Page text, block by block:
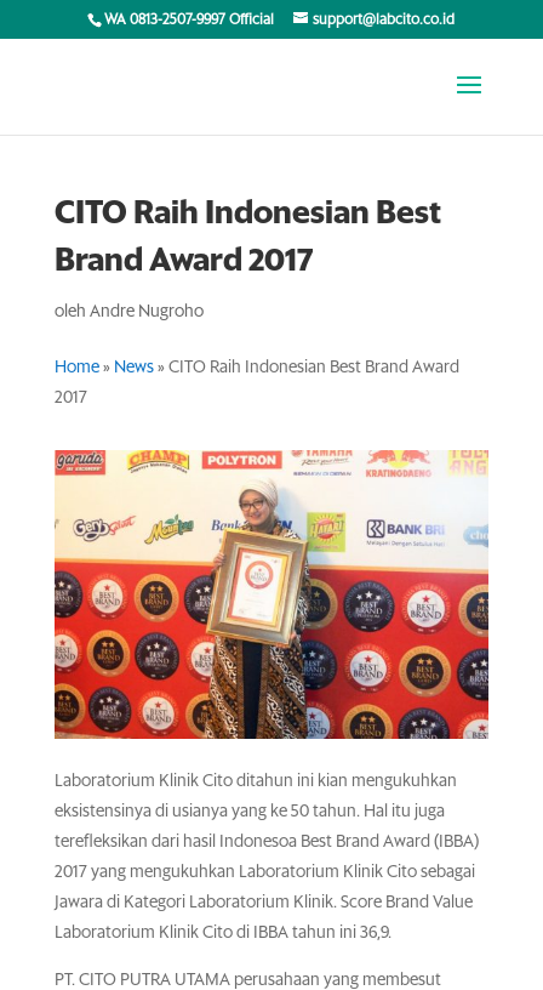
WA 0813-2507-9997 Official support@labcito.co.id
CITO Raih Indonesian Best
Brand Award 2017
oleh Andre Nugroho
Home» News» CITO Raih Indonesian Best Brand Award
2017
Laboratorium Klinik Cito ditahun ini kian mengukuhkan
eksistensinya di usianya yang ke 50 tahun. Hal itu juga
terefleksikan dari hasil Indonesoa Best Brand Award (IBBA)
2017 yang mengukuhkan Laboratorium Klinik Cito sebagai
Jawara di Kategori Laboratorium Klinik. Score Brand Value
Laboratorium Klinik Cito di IBBA tahun ini 36,9.
PT. CITO PUTRA UTAMA perusahaan yang membesut